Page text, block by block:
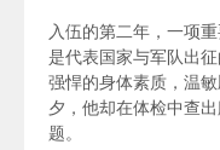
入伍的第二年， 一项
是代表国家与军队出征
强悍的身体素质，温
夕，他却在体检中查出
题。